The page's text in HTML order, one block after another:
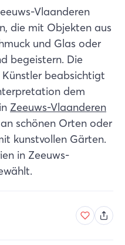
Vlaanderen
die mit Objekten aus
und Glas oder
begeistern. Die
beabsichtigt
dem
Zeeuws-Vlaanderen
schönen Orten oder
kunstvollen Gärten.
in Zeeuws-